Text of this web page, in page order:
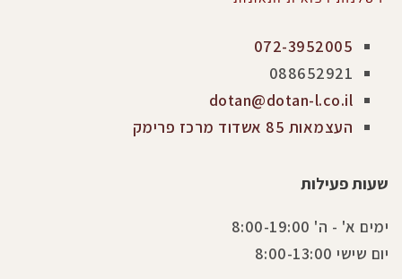
072-3952005
088652921
dotan@dotan-l.co.il
העצמאות 85 אשדוד מרכז פרימק
שעות פעילות
ימים א' - ה' 8:00-19:00
יום שישי 8:00-13:00